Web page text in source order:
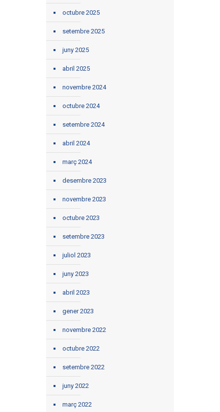
octubre 2025
setembre 2025
juny 2025
abril 2025
novembre 2024
octubre 2024
setembre 2024
abril 2024
març 2024
desembre 2023
novembre 2023
octubre 2023
setembre 2023
juliol 2023
juny 2023
abril 2023
gener 2023
novembre 2022
octubre 2022
setembre 2022
juny 2022
març 2022